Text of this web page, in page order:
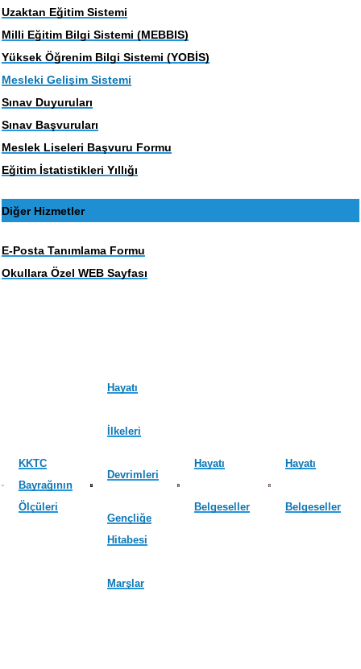
Uzaktan Eğitim Sistemi
Milli Eğitim Bilgi Sistemi (MEBBIS)
Yüksek Öğrenim Bilgi Sistemi (YOBİS)
Mesleki Gelişim Sistemi
Sınav Duyuruları
Sınav Başvuruları
Meslek Liseleri Başvuru Formu
Eğitim İstatistikleri Yıllığı
Diğer Hizmetler
E-Posta Tanımlama Formu
Okullara Özel WEB Sayfası
KKTC
Bayrağının
Ölçüleri
Hayatı
İlkeleri
Devrimleri
Gençliğe
Hitabesi
Marşlar
Hayatı
Belgeseller
Hayatı
Belgeseller